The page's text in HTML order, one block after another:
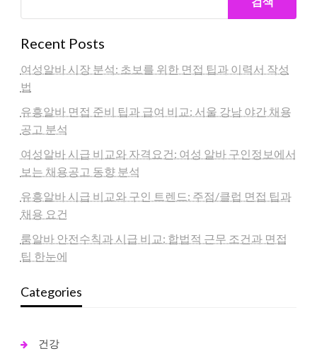
Recent Posts
여성알바 시장 분석: 초보를 위한 면접 팁과 이력서 작성
법
유흥알바 면접 준비 팁과 급여 비교: 서울 강남 야간 채용
공고 분석
여성알바 시급 비교와 자격요건: 여성 알바 구인정보에서
보는 채용공고 동향 분석
유흥알바 시급 비교와 구인 트렌드: 주점/클럽 면접 팁과
채용 요건
룸알바 안전수칙과 시급 비교: 합법적 근무 조건과 면접
팁 한눈에
Categories
건강